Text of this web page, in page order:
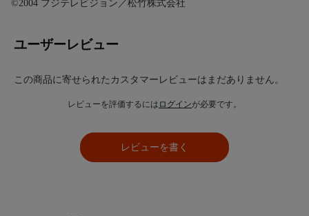
©2004 フジテレビジョン／松竹株式会社
ユーザーレビュー
この商品に寄せられたカスタマーレビューはまだありません。
レビューを評価するには ログインが必要です。
レビューを書く